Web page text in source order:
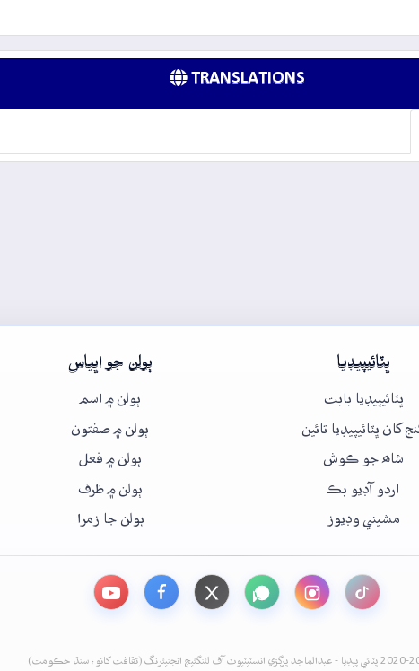
TRANSLATIONS
ڀٽائيپيڊيا
ڀٽائيپيڊيا بابت
کان ڀٽائيپيڊيا تائين
شاھ جو ڪوش
اردو آڊيو بڪ
مشيني وڊيوز
ٻولن جو اڀياس
ٻولن ۾ اسم
ٻولن ۾ صفتون
ٻولن ۾ فعل
ٻولن ۾ ظرف
ٻولن جا زمرا